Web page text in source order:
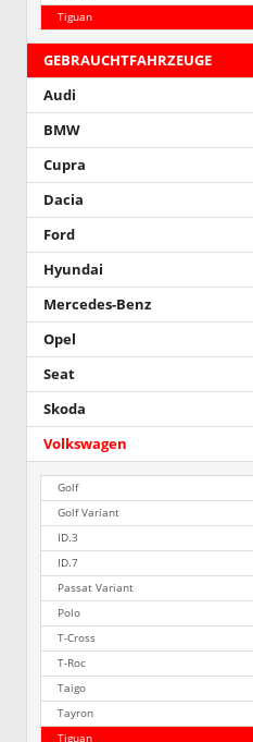
Tiguan
GEBRAUCHTFAHRZEUGE
Audi
BMW
Cupra
Dacia
Ford
Hyundai
Mercedes-Benz
Opel
Seat
Skoda
Volkswagen
Golf
Golf Variant
ID.3
ID.7
Passat Variant
Polo
T-Cross
T-Roc
Taigo
Tayron
Tiguan